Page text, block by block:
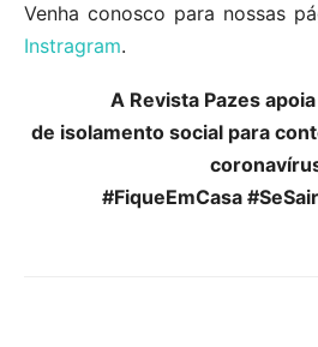
Venha conosco para nossas
Instragram.
A Revista Pazes
de isolamento social para
#FiqueEmCasa